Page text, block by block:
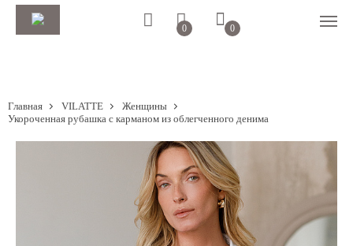
0 0
Главная VILATTE
Женщины
Укороченная рубашка с карманом из облегченного денима